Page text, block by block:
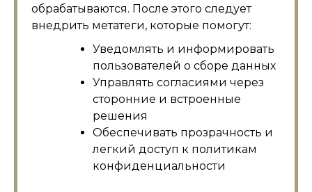
обрабатываются. После этого следует
внедрить метатеги, которые помогут:
Уведомлять и информировать
пользователей о сборе данных
Управлять согласиями через
сторонние и встроенные
решения
Обеспечивать прозрачность и
легкий доступ к политикам
конфиденциальности